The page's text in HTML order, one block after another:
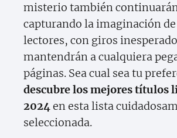
misterio también
capturando la imaginación
lectores, con giros
mantendrán a cualquiera
páginas. Sea cual sea tu
descubre los mejores títulos
2024en esta lista
seleccionada.